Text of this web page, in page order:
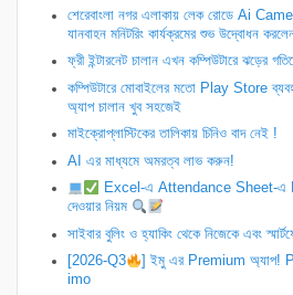
শেরেবাংলা নগর এলাকায় লেক রোডে Ai
যানবাহন মনিটরিং কার্যক্রমের শুভ উদ্বোধন
ফ্রী ইন্টারনেট চালান এখন কম্পিউটারে ঝড়ের
কম্পিউটারে মোবাইলের মতো Play Store
অ্যাপ চালান খুব সহজেই
মাইক্রোপ্লাস্টিকের তালিকায় চিনিও বাদ নেই !
AI এর মাধ্যমে অমরত্ব লাভ করুন!
Excel-এ Attendance Sheet-এ
দেওয়ার নিয়ম
সাইবার বুলিং ও হ্যাকিং থেকে নিজেকে এবং
[2026-Q3
] ইমু এর Premium
imo